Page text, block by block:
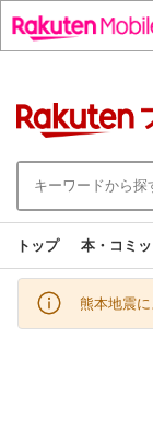
トップ 本・コミ
熊本地震